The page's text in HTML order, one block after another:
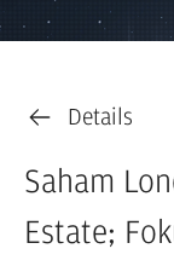
Details
Saham
Estate;